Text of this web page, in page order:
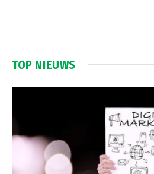
TOP NIEUWS